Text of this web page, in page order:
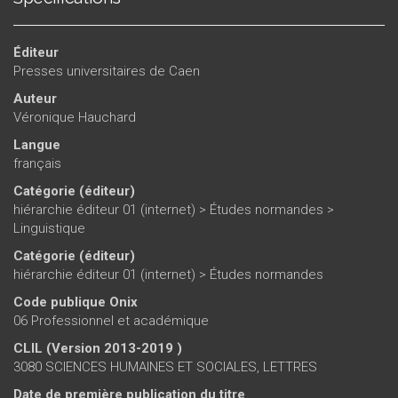
Éditeur
Presses universitaires de Caen
Auteur
Véronique Hauchard
Langue
français
Catégorie (éditeur)
hiérarchie éditeur 01 (internet) > Études normandes >
Linguistique
Catégorie (éditeur)
hiérarchie éditeur 01 (internet) > Études normandes
Code publique Onix
06 Professionnel et académique
CLIL (Version 2013-2019 )
3080 SCIENCES HUMAINES ET SOCIALES, LETTRES
Date de première publication du titre